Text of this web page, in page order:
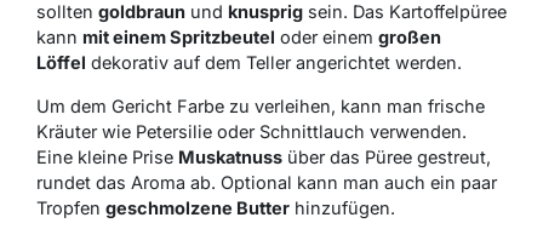
sollten goldbraun und knusprig sein. Das Kartoffelpüree
kann mit einem Spritzbeutel oder einem großen
Löffel dekorativ auf dem Teller angerichtet werden.
Um dem Gericht Farbe zu verleihen, kann man frische
Kräuter wie Petersilie oder Schnittlauch verwenden.
Eine kleine Prise Muskatnuss über das Püree gestreut,
rundet das Aroma ab. Optional kann man auch ein paar
Tropfen geschmolzene Butter hinzufügen.